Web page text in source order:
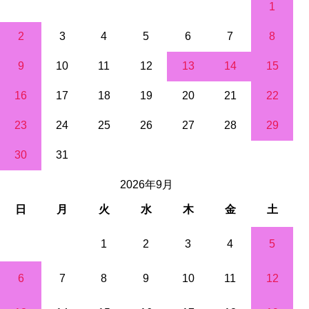
1
2 3 4 5 6 7 8
9 10 11 12 13 14 15
16 17 18 19 20 21 22
23 24 25 26 27 28 29
30 31
2026年9月
日 月 火 水 木 金 土
1 2 3 4 5
6 7 8 9 10 11 12